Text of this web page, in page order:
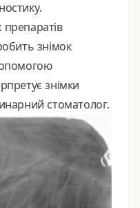
препаратів
знімок
знімки
стоматолог.